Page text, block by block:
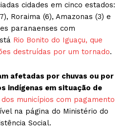
cidades em cinco estados:
Roraima (6), Amazonas (3) e
paranaenses com
Rio Bonito do Iguaçu, que
destruídas por um tornado.
afetadas por chuvas ou por
indígenas em situação de
municípios com pagamento
na página do Ministério do
Social.